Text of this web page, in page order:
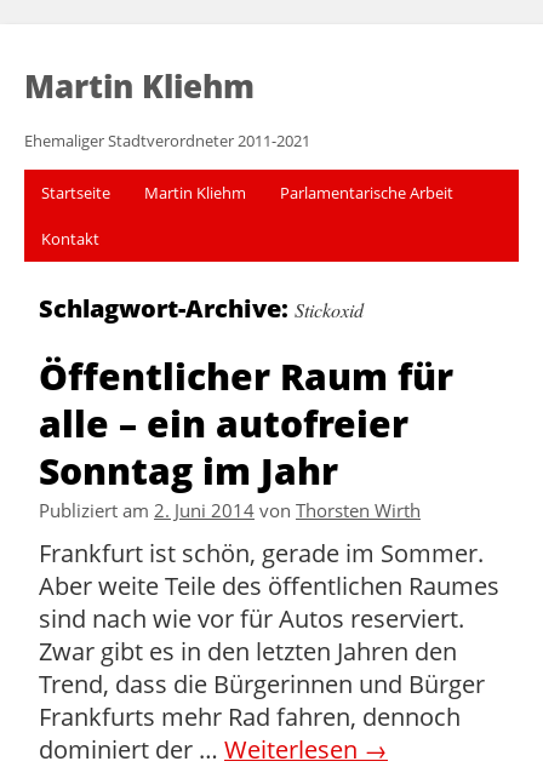
Martin Kliehm
Ehemaliger Stadtverordneter 2011-2021
Startseite Martin Kliehm Parlamentarische Arbeit
Kontakt
Schlagwort-Archive: Stickoxid
Öffentlicher Raum für
alle – ein autofreier
Sonntag im Jahr
Publiziert am 2. Juni 2014 von Thorsten Wirth
Frankfurt ist schön, gerade im Sommer.
Aber weite Teile des öffentlichen Raumes
sind nach wie vor für Autos reserviert.
Zwar gibt es in den letzten Jahren den
Trend, dass die Bürgerinnen und Bürger
Frankfurts mehr Rad fahren, dennoch
dominiert der … Weiterlesen →